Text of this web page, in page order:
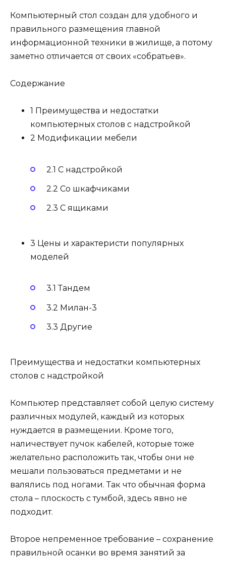
Компьютерный стол создан для удобного и
правильного размещения главной
информационной техники в жилище, а потому
заметно отличается от своих «собратьев».
Содержание
1 Преимущества и недостатки
компьютерных столов с надстройкой
2 Модификации мебели
2.1 С надстройкой
2.2 Со шкафчиками
2.3 С ящиками
3 Цены и характеристи популярных
моделей
3.1 Тандем
3.2 Милан-3
3.3 Другие
Преимущества и недостатки компьютерных
столов с надстройкой
Компьютер представляет собой целую систему
различных модулей, каждый из которых
нуждается в размещении. Кроме того,
наличествует пучок кабелей, которые тоже
желательно расположить так, чтобы они не
мешали пользоваться предметами и не
валялись под ногами. Так что обычная форма
стола – плоскость с тумбой, здесь явно не
подходит.
Второе непременное требование – сохранение
правильной осанки во время занятий за